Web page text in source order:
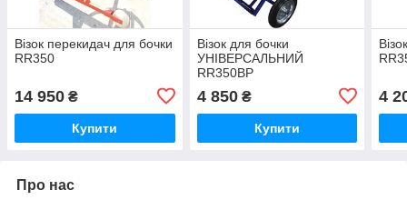
Візок перекидач для бочки
RR350
14 950 ₴
Купити
Візок для бочки
УНІВЕРСАЛЬНИЙ
RR350BР
4 850₴
Купити
4
Про нас